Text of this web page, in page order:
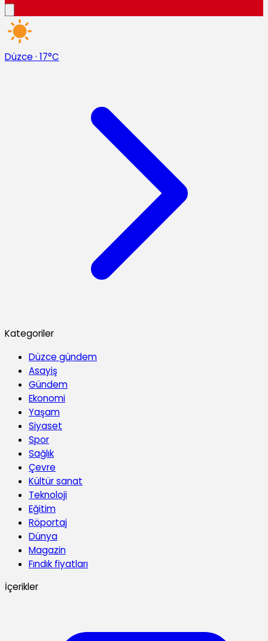
Düzce · 17°C
Kategoriler
Düzce gündem
Asayiş
Gündem
Ekonomi
Yaşam
Siyaset
Spor
Sağlık
Çevre
Kültür sanat
Teknoloji
Eğitim
Röportaj
Dünya
Magazin
Fındık fiyatları
İçerikler